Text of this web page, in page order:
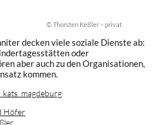
© Thorsten Keßler – privat
decken viele soziale Dienste ab:
oder
aber auch zu den Organisationen,
kommen.
Höfer